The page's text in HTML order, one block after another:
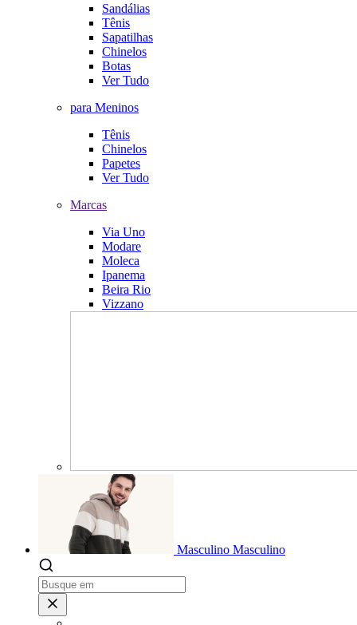
Sandálias
Tênis
Sapatilhas
Chinelos
Botas
Ver Tudo
para Meninos
Tênis
Chinelos
Papetes
Ver Tudo
Marcas
Via Uno
Modare
Moleca
Ipanema
Beira Rio
Vizzano
Masculino Masculino